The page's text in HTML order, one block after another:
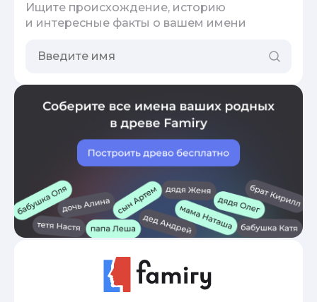
Ищите происхождение, историю
и интересные факты о вашем имени